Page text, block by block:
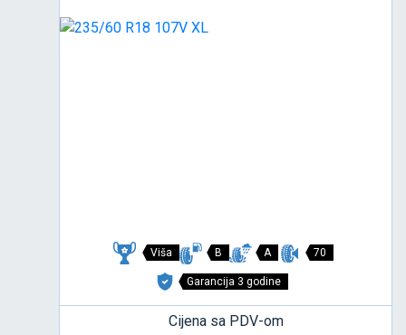
Viša B A 70
Garancija 3 godine
Cijena sa PDV-om